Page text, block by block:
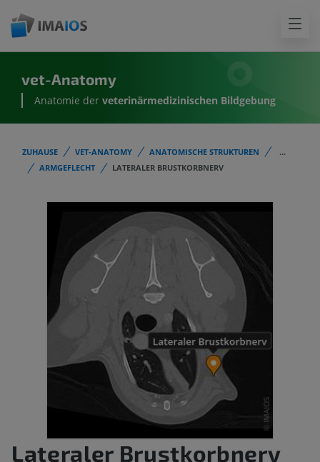
vet-Anatomy
Anatomie der veterinärmedizinischen Bildgebung
ZUHAUSE VET-ANATOMY ANATOMISCHE STRUKTUREN
...
ARMGEFLECHT
LATERALER BRUSTKORBNERV
Lateraler Brustkorbnerv